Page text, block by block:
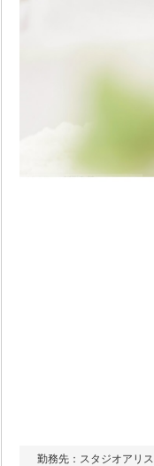
勤務先：スタジオアリス